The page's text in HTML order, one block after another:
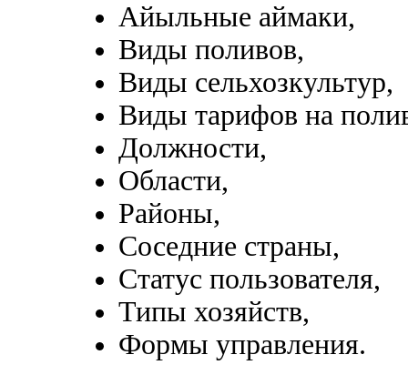
Айыльные аймаки,
Виды поливов,
Виды сельхозкультур,
Виды тарифов на
Должности,
Области,
Районы,
Соседние страны,
Статус пользователя,
Типы хозяйств,
Формы управления.